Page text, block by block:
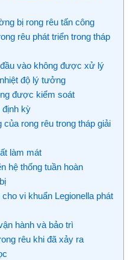
bị rong rêu tấn công
rêu phát triển trong tháp
vào không được xử lý
độ lý tưởng
được kiểm soát
định kỳ
của rong rêu trong tháp giải
làm mát
hệ thống tuần hoàn
vi khuẩn Legionella phát
hành và bảo trì
rêu khi đã xảy ra